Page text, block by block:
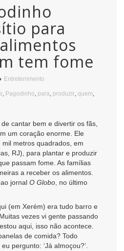
para
tem fome
Entretenimento
Pagodinho para produzir quem
cantar bem e divertir os fãs,
um coração enorme. Ele
metros quadrados, em
RJ), para plantar e produzir
passam fome. As famílias
a receber os alimentos.
jornal O Globo , no último
(em Xerém) era tudo barro e
vezes vi gente passando
aqui, isso não acontece.
de comida? Todo
pergunto: ‘Já almoçou?’.